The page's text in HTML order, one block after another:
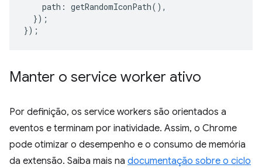
path : getRandomIconPath(),
});
});
Manter o service worker ativo
Por definição, os service workers são orientados a
eventos e terminam por inatividade. Assim, o Chrome
pode otimizar o desempenho e o consumo de memória
da extensão. Saiba mais na documentação sobre o ciclo